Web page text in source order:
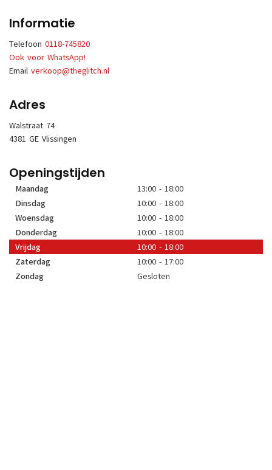
Informatie
Telefoon 0118-745820
Ook voor WhatsApp!
Email verkoop@theglitch.nl
Adres
Walstraat 74
4381 GE Vlissingen
Openingstijden
Maandag
13:00 - 18:00
Dinsdag
10:00 - 18:00
Woensdag
10:00 - 18:00
Donderdag
10:00 - 18:00
Vrijdag
10:00 - 18:00
Zaterdag
10:00 - 17:00
Zondag
Gesloten